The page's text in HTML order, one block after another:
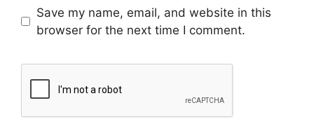
Save my name, email, and website in this
browser for the next time I comment.